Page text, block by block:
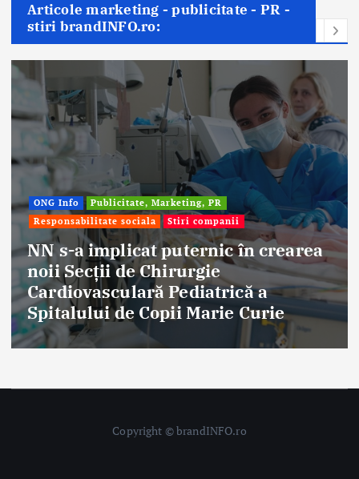
Articole marketing - publicitate - PR -
stiri brandINFO.ro:
ONG Info
Publicitate, Marketing, PR
Responsabilitate sociala
Stiri companii
NN s-a implicat puternic în crearea
noii Secții de Chirurgie
Cardiovasculară Pediatrică a
Spitalului de Copii Marie Curie
Copyright © brandINFO.ro